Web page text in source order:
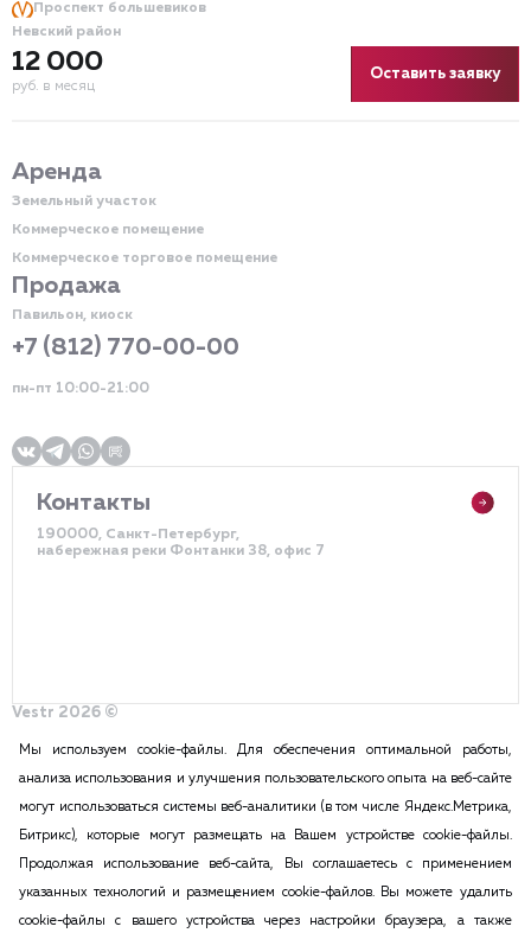
Проспект большевиков
Невский район
12 000
руб. в месяц
Оставить заявку
Аренда
Земельный участок
Коммерческое помещение
Коммерческое торговое помещение
Продажа
Павильон, киоск
+7 (812) 770-00-00
пн-пт 10:00-21:00
Контакты
190000, Санкт-Петербург,
набережная реки Фонтанки 38, офис 7
Vestr 2026 ©
Разработка сайта – DDQ
2015-2026 Vestr – КОММЕРЧЕСКАЯ НЕДВИЖИМОСТЬ В САНКТ
ПЕТЕРБУРГЕ И ЛЕНИНГРАДСКОЙ ОБЛАСТИ
ПОЛИТИКА КОНФИДЕНЦИАЛЬНОСТИ
Вся информация, размещенная на данном сайте, ни при каких
обстоятельствах не может признаваться публичной офертой в соответствии
Мы используем cookie-файлы. Для обеспечения оптимальной работы,
анализа использования и улучшения пользовательского опыта на веб-сайте
могут использоваться системы веб-аналитики (в том числе Яндекс.Метрика,
Битрикс), которые могут размещать на Вашем устройстве cookie-файлы.
Продолжая использование веб-сайта, Вы соглашаетесь с применением
указанных технологий и размещением cookie-файлов. Вы можете удалить
cookie-файлы с вашего устройства через настройки браузера, а также